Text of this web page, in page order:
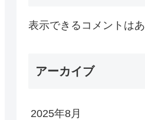
表示できるコメントはあ
アーカイブ
2025年8月